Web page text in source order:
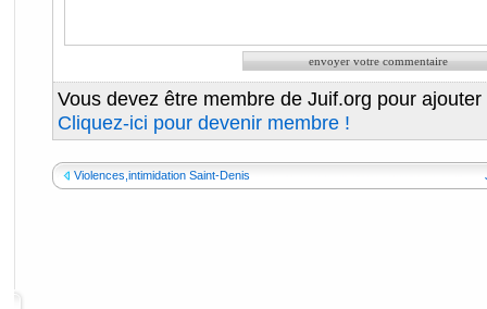
Vous devez être membre de Juif.org pour
Cliquez-ici pour devenir membre !
Violences,intimidation Saint-Denis